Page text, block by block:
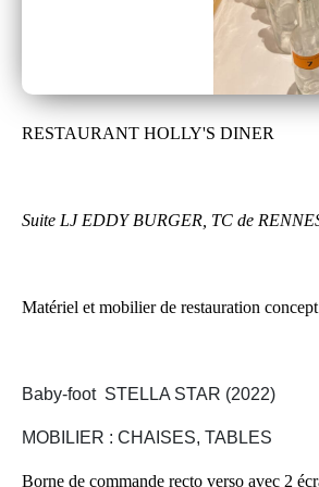
RESTAURANT HOLLY'S DINER
Suite LJ EDDY BURGER, TC de
Matériel et mobilier de restauration
Baby-foot STELLA STAR (2022)
MOBILIER : CHAISES, TABLES
Borne de commande recto verso avec 2